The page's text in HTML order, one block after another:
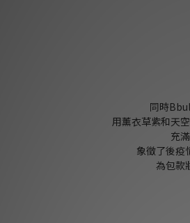
同時
用薰衣草紫和天
充
象徵了後疫
為包款